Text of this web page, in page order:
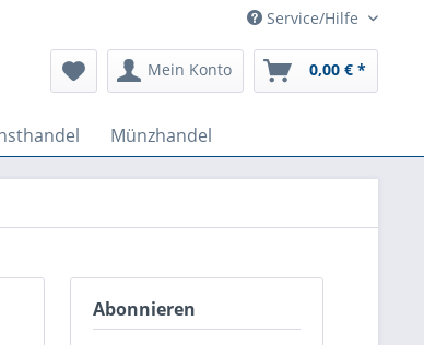
Service/Hilfe
Mein Konto 0,00 € *
Münzhandel
Abonnieren